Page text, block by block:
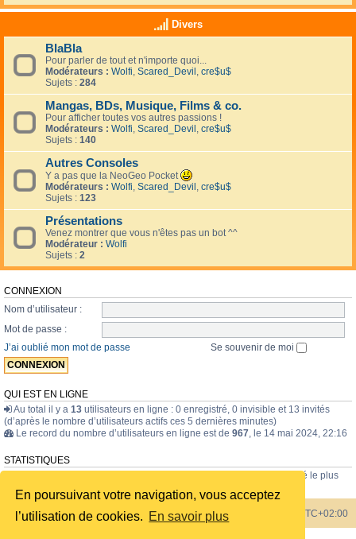
En poursuivant votre navigation, vous acceptez
l’utilisation de cookies. En savoir plus
Divers
BlaBla
Pour parler de tout et n'importe quoi...
Modérateurs : Wolfi, Scared_Devil, cre$u$
Sujets : 284
Mangas, BDs, Musique, Films & co.
Pour afficher toutes vos autres passions !
Modérateurs : Wolfi, Scared_Devil, cre$u$
Sujets : 140
Autres Consoles
Y a pas que la NeoGeo Pocket
Modérateurs : Wolfi, Scared_Devil, cre$u$
Sujets : 123
Présentations
Venez montrer que vous n'êtes pas un bot ^^
Modérateur : Wolfi
Sujets : 2
CONNEXION
Nom d’utilisateur :
Mot de passe :
J’ai oublié mon mot de passe
Se souvenir de moi
QUI EST EN LIGNE
Au total il y a 13 utilisateurs en ligne : 0 enregistré, 0 invisible et 13 invités
(d’après le nombre d’utilisateurs actifs ces 5 dernières minutes)
Le record du nombre d’utilisateurs en ligne est de 967, le 14 mai 2024, 22:16
STATISTIQUES
membres • Le membre enregistré le plus
récent est
internavigator
Index du forum Heures au format UTC+02:00